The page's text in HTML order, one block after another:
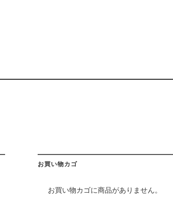
お買い物カゴ
お買い物カゴに商品がありません。